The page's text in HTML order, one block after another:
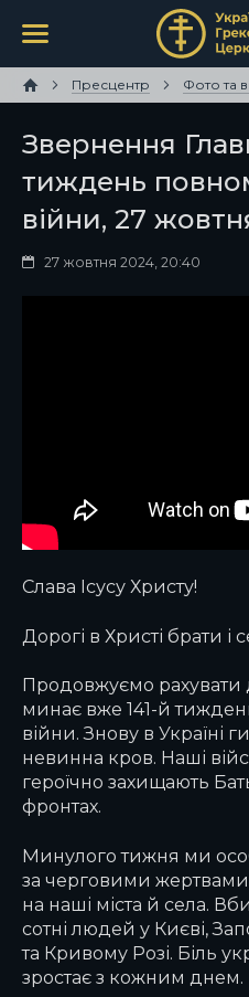
Пресцентр Фото та
Звернення
тиждень
війни, 27
27 жовтня 2024, 20:40
Слава Ісусу Христу!
Дорогі в Христі брати і
Продовжуємо рахувати
минає вже 141-й
війни. Знову в Україні
невинна кров. Наші
героїчно захищають
фронтах.
Минулого тижня ми
за черговими жертвами
на наші міста й села.
сотні людей у Києві,
та Кривому Розі. Біль
зростає з кожним днем.